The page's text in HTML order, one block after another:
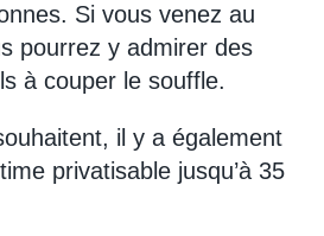
Si vous venez au
pourrez y admirer des
à couper le souffle.
il y a également
privatisable jusqu’à 35